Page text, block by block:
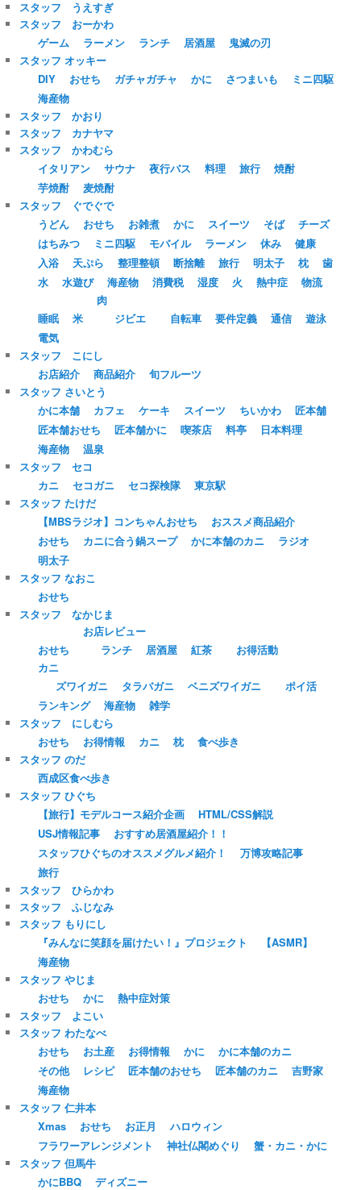
スタッフ うえすぎ
スタッフ おーかわ
ゲーム
ラーメン ランチ 居酒屋
鬼滅の刃
スタッフ オッキー
DIY
おせち ガチャガチャ かに さつまいも
ミニ四駆
海産物
スタッフ かおり
スタッフ カナヤマ
スタッフ かわむら
イタリアン
サウナ 夜行バス 料理 旅行
焼酎
芋焼酎
麦焼酎
スタッフ ぐでぐで
うどん
おせち お雑煮 かに スイーツ そば
チーズ
はちみつ
ミニ四駆 モバイル ラーメン 休み
健康
入浴
天ぷら 整理整頓 断捨離 旅行 明太子 枕
歯
水
水遊び 海産物 消費税 湿度 火 熱中症 物流
睡眠 米
肉
ジビエ
自転車 要件定義 通信
遊泳
電気
スタッフ こにし
お店紹介
商品紹介
旬フルーツ
スタッフ さいとう
かに本舗
カフェ ケーキ スイーツ ちいかわ
匠本舗
匠本舗おせち
匠本舗かに 喫茶店 料亭
日本料理
海産物
温泉
スタッフ セコ
カニ
セコガニ セコ探検隊
東京駅
スタッフ たけだ
【MBSラジオ】コンちゃんおせち
おススメ商品紹介
おせち
カニに合う鍋スープ かに本舗のカニ
ラジオ
明太子
スタッフ なおこ
おせち
スタッフ なかじま
おせち
お店レビュー
ランチ
居酒屋 紅茶
お得活動
カニ
ズワイガニ
タラバガニ ベニズワイガニ
ポイ活
ランキング
海産物
雑学
スタッフ にしむら
おせち
お得情報 カニ 枕
食べ歩き
スタッフ のだ
西成区食べ歩き
スタッフ ひぐち
【旅行】モデルコース紹介企画
HTML/CSS解説
USJ情報記事
おすすめ居酒屋紹介！！
スタッフひぐちのオススメグルメ紹介！
万博攻略記事
旅行
スタッフ ひらかわ
スタッフ ふじなみ
スタッフ もりにし
『みんなに笑顔を届けたい！』プロジェクト
【ASMR】
海産物
スタッフ やじま
おせち
かに
熱中症対策
スタッフ よこい
スタッフ わたなべ
おせち
お土産 お得情報 かに
かに本舗のカニ
その他
レシピ 匠本舗のおせち 匠本舗のカニ
吉野家
海産物
スタッフ 仁井本
Xmas
おせち お正月
ハロウィン
フラワーアレンジメント
神社仏閣めぐり
蟹・カニ・かに
スタッフ 但馬牛
かにBBQ
ディズニー